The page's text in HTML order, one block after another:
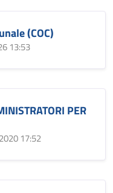
(COC)
13:53
PER
17:52